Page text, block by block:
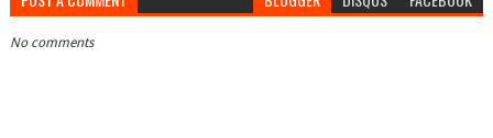
No comments